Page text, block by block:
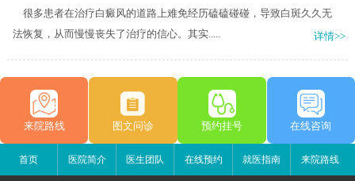
很多患者在治疗白癜风的道路上难免经历磕磕碰碰，导致白斑久久无
法恢复，从而慢慢丧失了治疗的信心。其实.....
详情>>
来院路线 图文问诊 预约挂号 在线咨询
首页 医院简介 医生团队 在线预约 就医指南 来院路线